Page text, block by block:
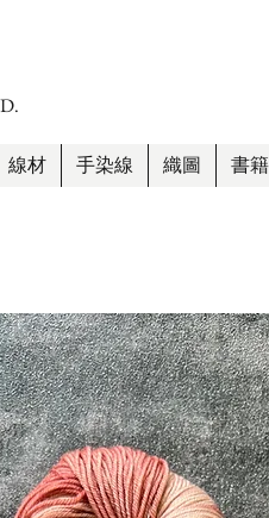
線材 手染線 織圖 書籍